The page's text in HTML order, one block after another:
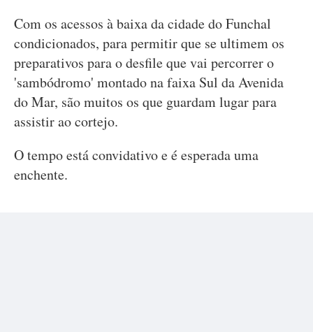
Com os acessos à baixa da cidade do Funchal
condicionados, para permitir que se ultimem os
preparativos para o desfile que vai percorrer o
'sambódromo' montado na faixa Sul da Avenida
do Mar, são muitos os que guardam lugar para
assistir ao cortejo.
O tempo está convidativo e é esperada uma
enchente.